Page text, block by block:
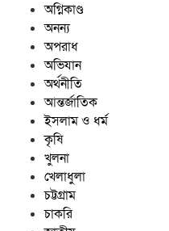
অগ্নিকাণ্ড
অনন্য
অপরাধ
অভিযান
অর্থনীতি
আন্তর্জাতিক
ইসলাম ও ধর্ম
কৃষি
খুলনা
খেলাধুলা
চট্টগ্রাম
চাকরি